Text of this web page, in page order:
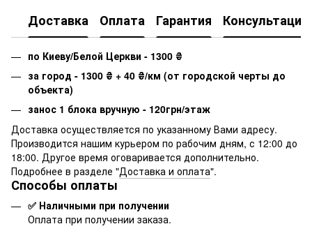
Доставка Оплата Гарантия Консультация
по Киеву/Белой Церкви - 1300 ₴
за город - 1300 ₴ + 40 ₴/км (от городской черты до
объекта)
занос 1 блока вручную - 120грн/этаж
Доставка осуществляется по указанному Вами адресу.
Производится нашим курьером по рабочим дням, с 12:00 до
18:00. Другое время оговаривается дополнительно.
Подробнее в разделе "Доставка и оплата".
Способы оплаты
✅ Наличными при получении
Оплата при получении заказа.